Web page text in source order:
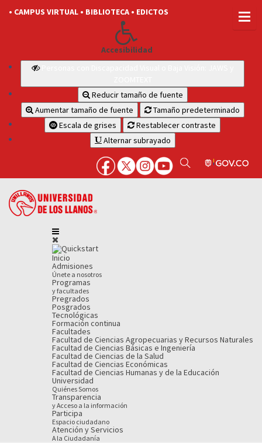
• CAMPUS VIRTUAL • BIBLIOTECA • EDICTOS
Accesibilidad
Reducir tamaño de fuente
Aumentar tamaño de fuente
Tamaño predeterminado
Escala de grises
Restablecer contraste
Alternar subrayado
Inicio
Admisiones
Únete a nosotros
Programas
y facultades
Pregrados
Posgrados
Tecnológicas
Formación continua
Facultades
Facultad de Ciencias Agropecuarias y Recursos Naturales
Facultad de Ciencias Básicas e Ingeniería
Facultad de Ciencias de la Salud
Facultad de Ciencias Económicas
Facultad de Ciencias Humanas y de la Educación
Universidad
Quiénes Somos
Transparencia
y Acceso a la información
Participa
Espacio ciudadano
Atención y Servicios
A la Ciudadanía